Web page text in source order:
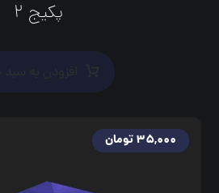
پکیج ۲
۳۵,۰۰۰ تومان